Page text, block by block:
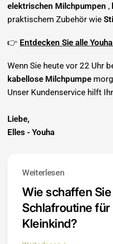
elektrischen Milchpumpen ,
praktischem Zubehör wie
👉 Entdecken Sie alle
Wenn Sie heute vor 22 Uhr
kabellose Milchpumpe
Unser Kundenservice hilft
Liebe,
Elles - Youha
Weiterlesen
Wie schaffen
Schlafroutine für
Kleinkind?